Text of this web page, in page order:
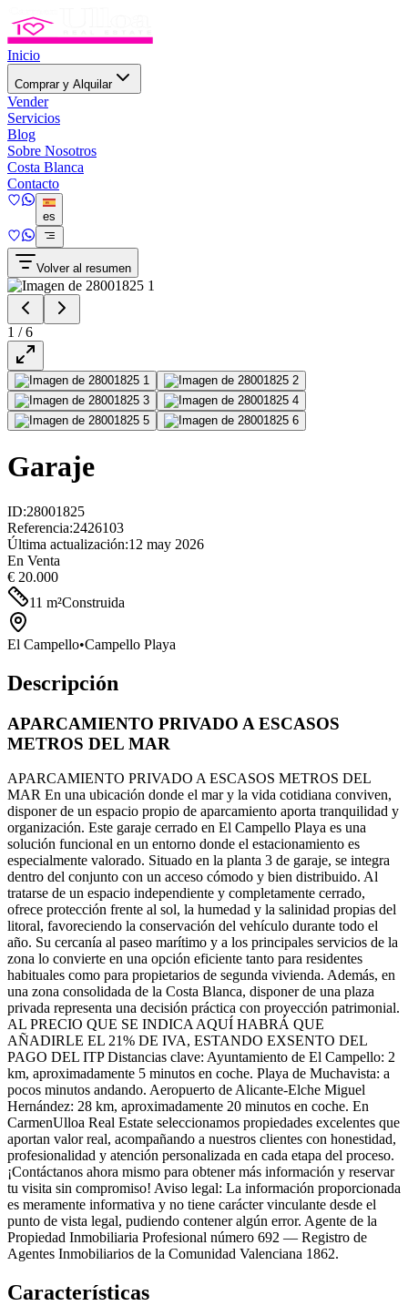
Inicio
Comprar y Alquilar
Vender
Servicios
Blog
Sobre Nosotros
Costa Blanca
Contacto
es
Volver al resumen
1 /6
Garaje
ID:28001825
Referencia:2426103
Última actualización:12 may 2026
En Venta
€ 20.000
11 m²Construida
El Campello•Campello Playa
Descripción
APARCAMIENTO PRIVADO A ESCASOS
METROS DEL MAR
APARCAMIENTO PRIVADO A ESCASOS METROS DEL
MAR En una ubicación donde el mar y la vida cotidiana conviven,
disponer de un espacio propio de aparcamiento aporta tranquilidad y
organización. Este garaje cerrado en El Campello Playa es una
solución funcional en un entorno donde el estacionamiento es
especialmente valorado. Situado en la planta 3 de garaje, se integra
dentro del conjunto con un acceso cómodo y bien distribuido. Al
tratarse de un espacio independiente y completamente cerrado,
ofrece protección frente al sol, la humedad y la salinidad propias del
litoral, favoreciendo la conservación del vehículo durante todo el
año. Su cercanía al paseo marítimo y a los principales servicios de la
zona lo convierte en una opción eficiente tanto para residentes
habituales como para propietarios de segunda vivienda. Además, en
una zona consolidada de la Costa Blanca, disponer de una plaza
privada representa una decisión práctica con proyección patrimonial.
AL PRECIO QUE SE INDICA AQUÍ HABRÁ QUE
AÑADIRLE EL 21% DE IVA, ESTANDO EXSENTO DEL
PAGO DEL ITP Distancias clave: Ayuntamiento de El Campello: 2
km, aproximadamente 5 minutos en coche. Playa de Muchavista: a
pocos minutos andando. Aeropuerto de Alicante-Elche Miguel
Hernández: 28 km, aproximadamente 20 minutos en coche. En
CarmenUlloa Real Estate seleccionamos propiedades excelentes que
aportan valor real, acompañando a nuestros clientes con honestidad,
profesionalidad y atención personalizada en cada etapa del proceso.
¡Contáctanos ahora mismo para obtener más información y reservar
tu visita sin compromiso! Aviso legal: La información proporcionada
es meramente informativa y no tiene carácter vinculante desde el
punto de vista legal, pudiendo contener algún error. Agente de la
Propiedad Inmobiliaria Profesional número 692 — Registro de
Agentes Inmobiliarios de la Comunidad Valenciana 1862.
Características